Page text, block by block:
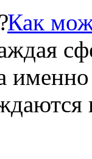
Как